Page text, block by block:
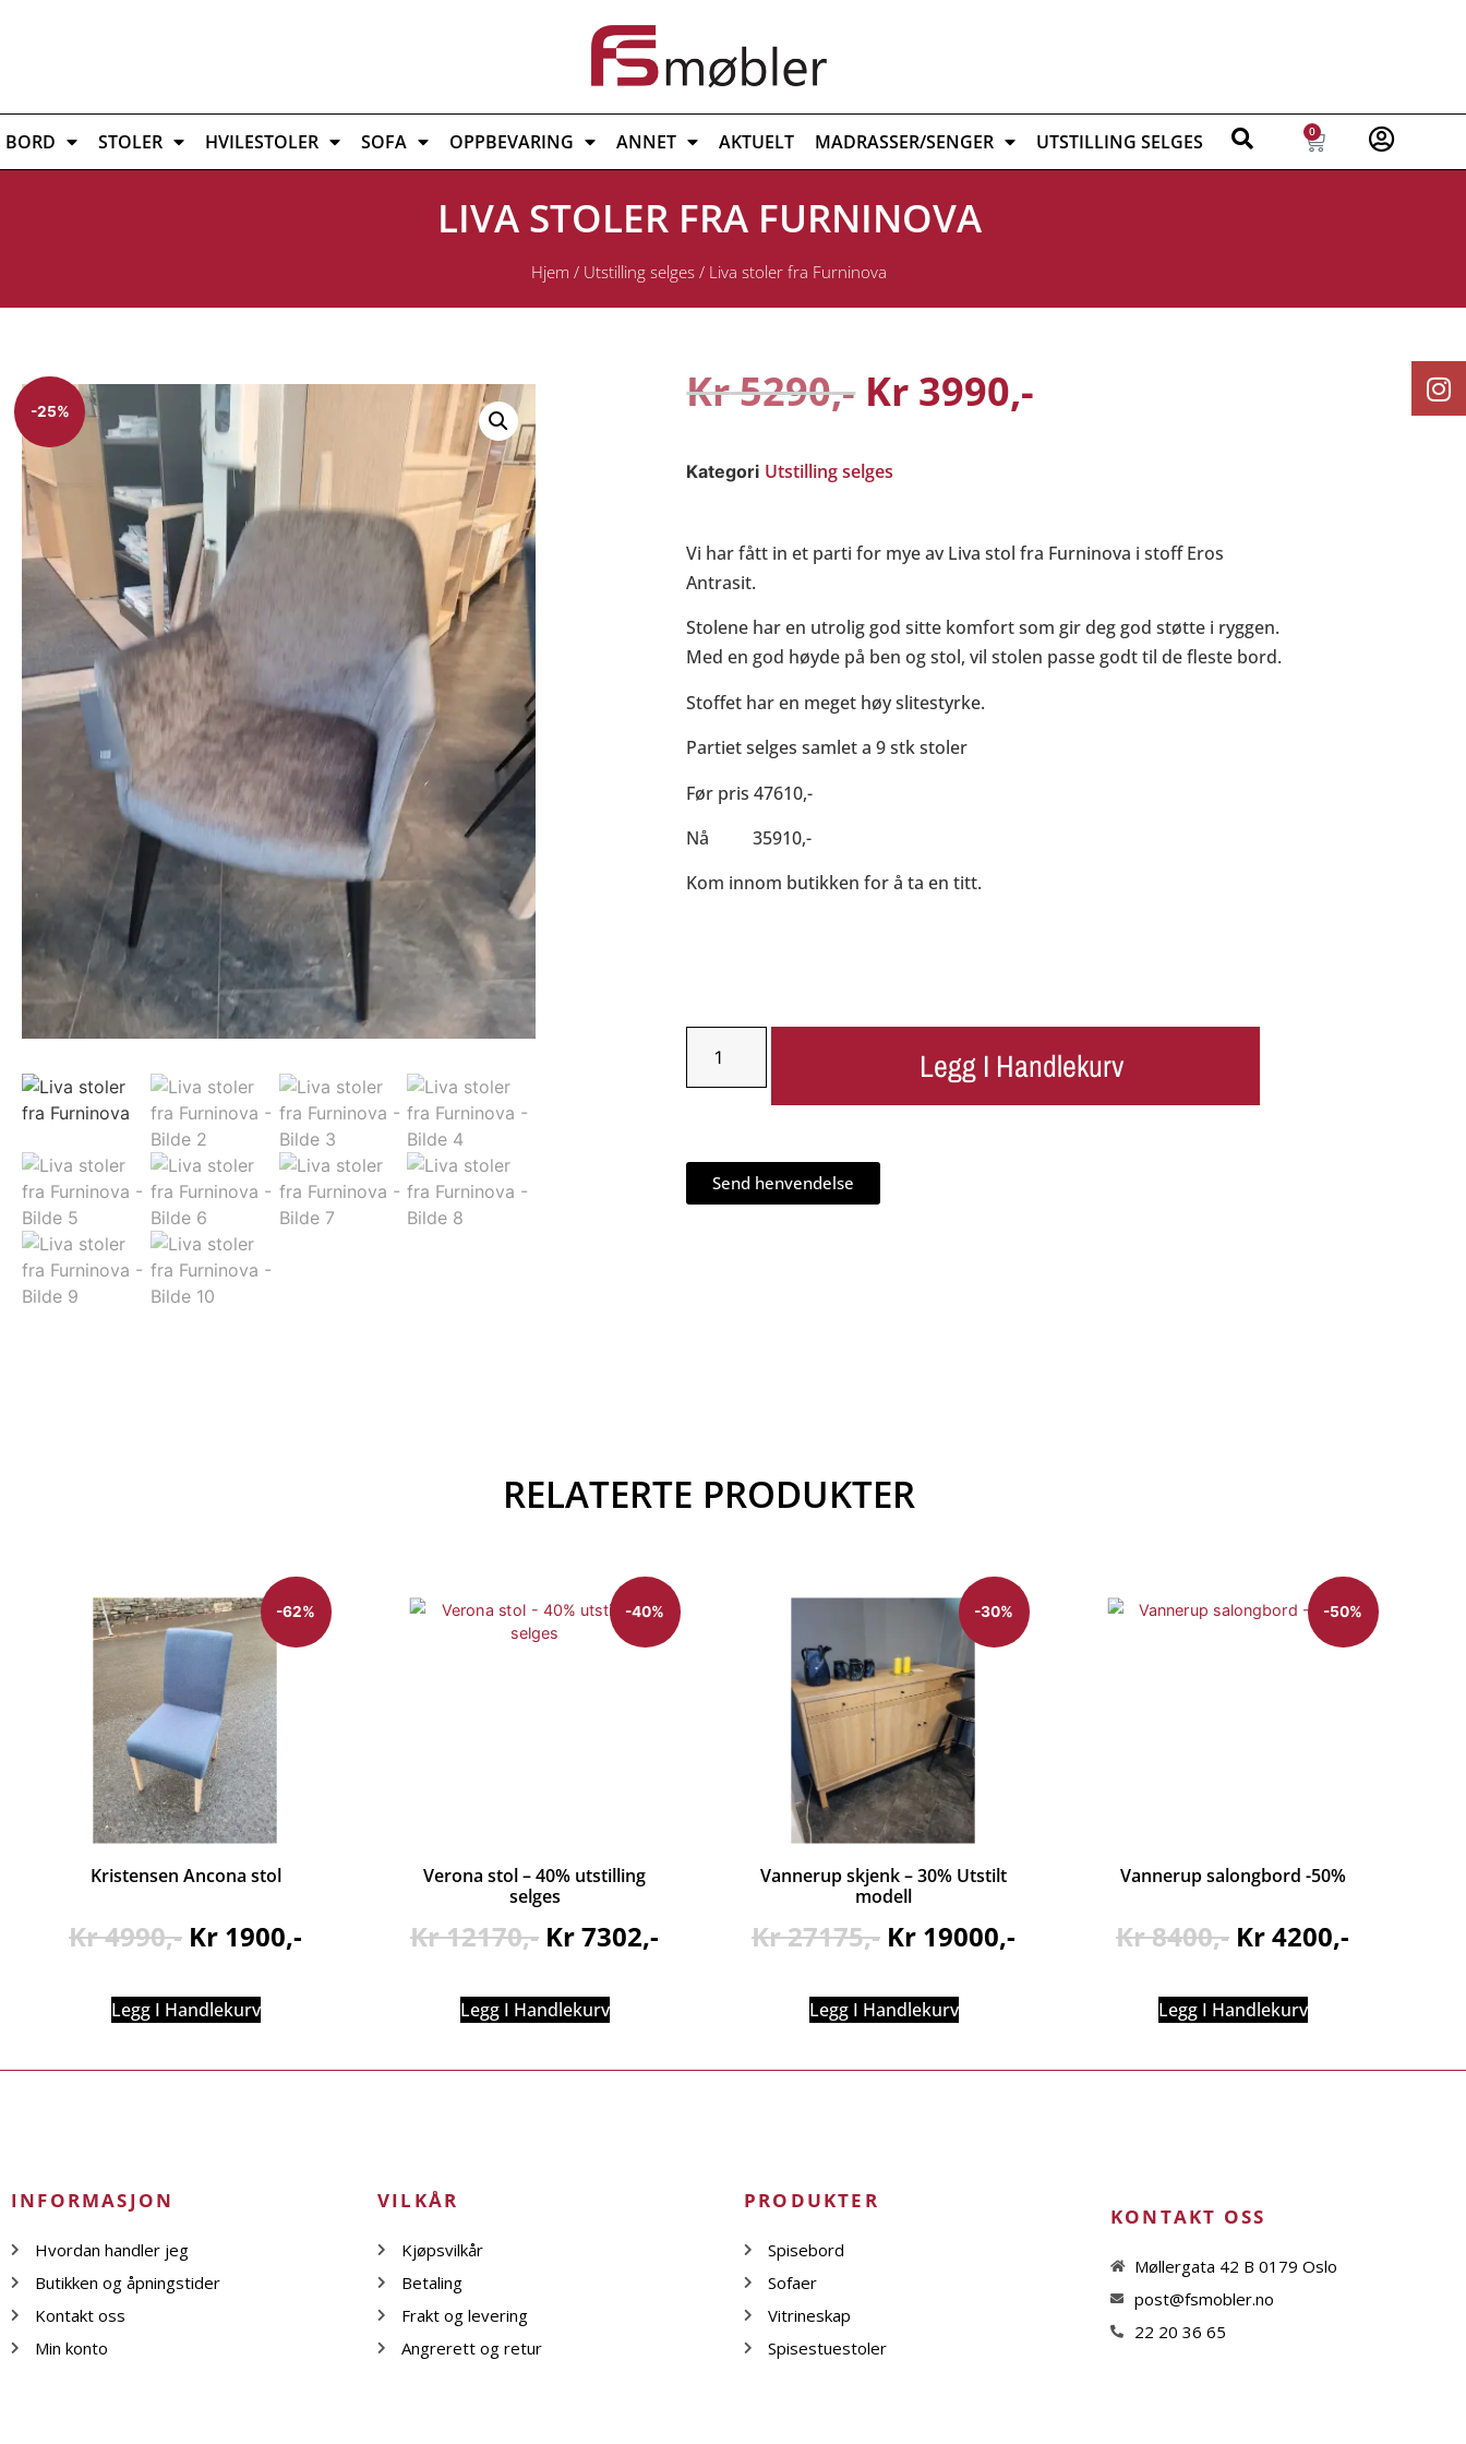
BORD STOLER HVILESTOLER SOFA OPPBEVARING ANNET AKTUELT MADRASSER/SENGER UTSTILLING SELGES 0
LIVA STOLER FRA FURNINOVA
Hjem / Utstilling selges / Liva stoler fra Furninova
-25% Kr5290 Kr 3990
Kategori Utstilling selges
Vi har fått in et parti for mye av Liva stol fra Furninova i stoff Eros
Antrasit.
Stolene har en utrolig god sitte komfort som gir deg god støtte i ryggen.
Med en god høyde på ben og stol, vil stolen passe godt til de fleste bord.
Stoffet har en meget høy slitestyrke.
Partiet selges samlet a 9 stk stoler
Før pris 47610,-
Nå 35910,-
Kom innom butikken for å ta en titt.
Legg I Handlekurv
Send henvendelse
RELATERTE PRODUKTER
-62%
Kristensen Ancona stol
Kr4990 Kr 1900
Legg I Handlekurv
-40%
Verona stol – 40% utstilling
selges
Kr12170 Kr7302
Legg I Handlekurv
-30%
Vannerup skjenk – 30% Utstilt
modell
Kr27175 Kr 19000
Legg I Handlekurv
-50%
Vannerup salongbord -50%
Kr8400 Kr4200
Legg I Handlekurv
INFORMASJON
Hvordan handler jeg
Butikken og åpningstider
Kontakt oss
Min konto
VILKÅR
Kjøpsvilkår
Betaling
Frakt og levering
Angrerett og retur
PRODUKTER
Spisebord
Sofaer
Vitrineskap
Spisestuestoler
KONTAKT OSS
Møllergata 42 B 0179 Oslo
post@fsmobler.no
22 20 36 65